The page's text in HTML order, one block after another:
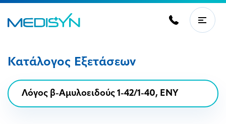
Κατάλογος Εξετάσεων